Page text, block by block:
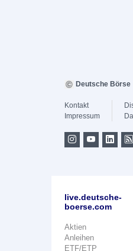
Deutsche Börse
Kontakt
Impressum
live.deutsche-
boerse.com
Aktien
Anleihen
ETF/ETP